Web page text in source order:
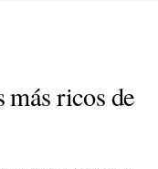
ricos de